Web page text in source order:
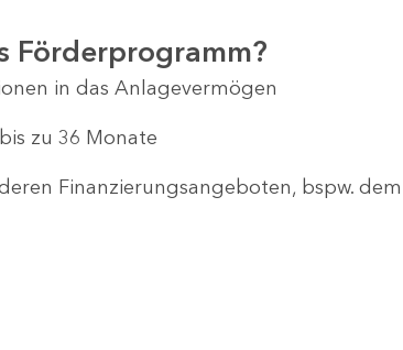
Förderprogramm?
in das Anlagevermögen
zu 36 Monate
Finanzierungsangeboten, bspw. dem